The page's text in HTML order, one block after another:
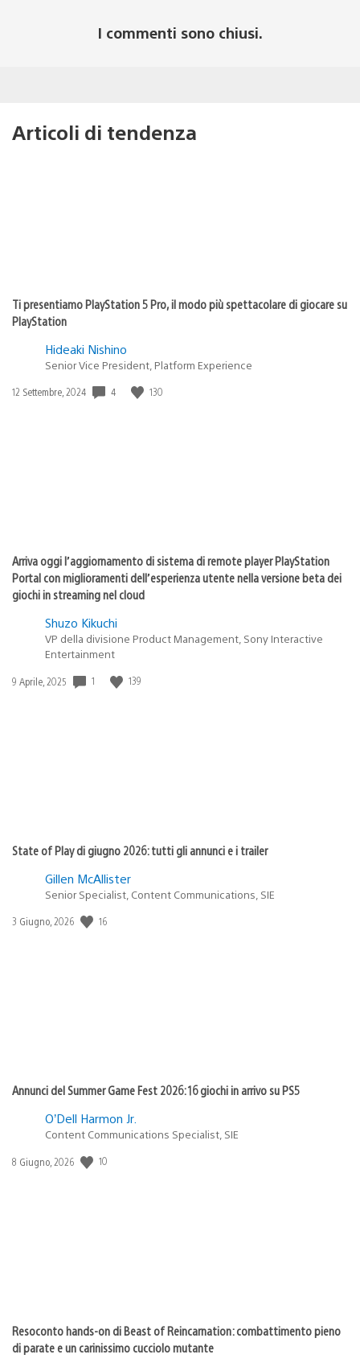
I commenti sono chiusi.
Articoli di tendenza
Ti presentiamo PlayStation 5 Pro, il modo più spettacolare di giocare su
PlayStation
Hideaki Nishino
Senior Vice President, Platform Experience
Data
12 Settembre, 2024 4 130
Arriva oggi l’aggiornamento di sistema di remote player PlayStation
Portal con miglioramenti dell’esperienza utente nella versione beta dei
giochi in streaming nel cloud
Shuzo Kikuchi
VP della divisione Product Management, Sony Interactive
Entertainment
Data
9 Aprile, 2025 1 139
State of Play di giugno 2026: tutti gli annunci e i trailer
Gillen McAllister
Senior Specialist, Content Communications, SIE
Data
3 Giugno, 2026 16
Annunci del Summer Game Fest 2026: 16 giochi in arrivo su PS5
O’Dell Harmon Jr.
Content Communications Specialist, SIE
Data
8 Giugno, 2026 10
Resoconto hands-on di Beast of Reincarnation: combattimento pieno
di parate e un carinissimo cucciolo mutante